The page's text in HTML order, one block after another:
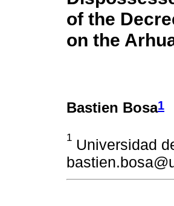
of the
on the
Bastien Bosa1
1 Universidad